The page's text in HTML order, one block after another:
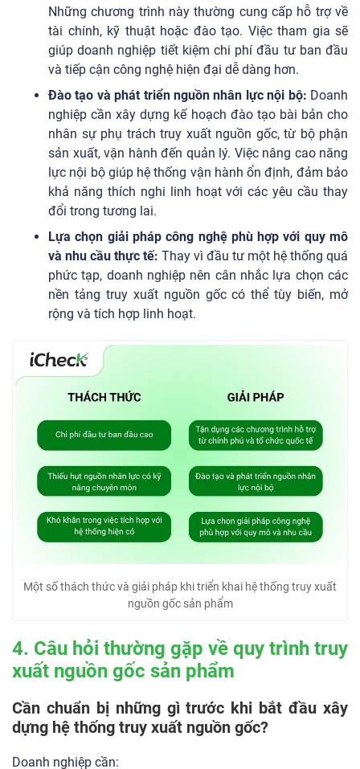
Những chương trình này thường cung cấp hỗ trợ về
tài chính, kỹ thuật hoặc đào tạo. Việc tham gia sẽ
giúp doanh nghiệp tiết kiệm chi phí đầu tư ban đầu
và tiếp cận công nghệ hiện đại dễ dàng hơn.
Đào tạo và phát triển nguồn nhân lực nội bộ: Doanh
nghiệp cần xây dựng kế hoạch đào tạo bài bản cho
nhân sự phụ trách truy xuất nguồn gốc, từ bộ phận
sản xuất, vận hành đến quản lý. Việc nâng cao năng
lực nội bộ giúp hệ thống vận hành ổn định, đảm bảo
khả năng thích nghi linh hoạt với các yêu cầu thay
đổi trong tương lai.
Lựa chọn giải pháp công nghệ phù hợp với quy mô
và nhu cầu thực tế: Thay vì đầu tư một hệ thống quá
phức tạp, doanh nghiệp nên cân nhắc lựa chọn các
nền tảng truy xuất nguồn gốc có thể tùy biến, mở
rộng và tích hợp linh hoạt.
Một số thách thức và giải pháp khi triển khai hệ thống truy xuất
nguồn gốc sản phẩm
4. Câu hỏi thường gặp về quy trình truy
xuất nguồn gốc sản phẩm
Cần chuẩn bị những gì trước khi bắt đầu xây
dựng hệ thống truy xuất nguồn gốc?
Doanh nghiệp cần: